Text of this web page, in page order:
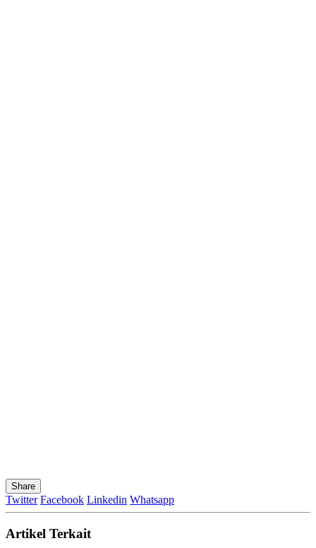
Share
Twitter Facebook Linkedin Whatsapp
Artikel Terkait